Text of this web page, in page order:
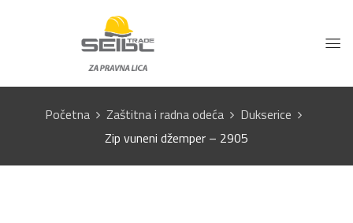
Početna Zaštitna i radna odeća
Dukserice
Zip vuneni džemper – 2905